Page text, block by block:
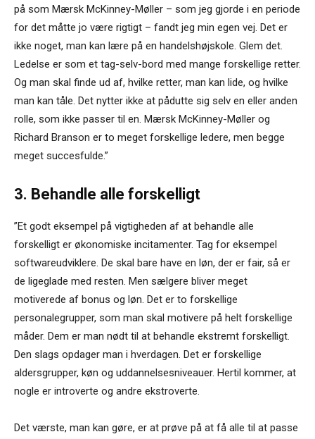
på som Mærsk McKinney-Møller – som jeg gjorde i en periode
for det måtte jo være rigtigt – fandt jeg min egen vej. Det er
ikke noget, man kan lære på en handelshøjskole. Glem det.
Ledelse er som et tag-selv-bord med mange forskellige retter.
Og man skal finde ud af, hvilke retter, man kan lide, og hvilke
man kan tåle. Det nytter ikke at pådutte sig selv en eller anden
rolle, som ikke passer til en. Mærsk McKinney-Møller og
Richard Branson er to meget forskellige ledere, men begge
meget succesfulde.”
3. Behandle alle forskelligt
”Et godt eksempel på vigtigheden af at behandle alle
forskelligt er økonomiske incitamenter. Tag for eksempel
softwareudviklere. De skal bare have en løn, der er fair, så er
de ligeglade med resten. Men sælgere bliver meget
motiverede af bonus og løn. Det er to forskellige
personalegrupper, som man skal motivere på helt forskellige
måder. Dem er man nødt til at behandle ekstremt forskelligt.
Den slags opdager man i hverdagen. Det er forskellige
aldersgrupper, køn og uddannelsesniveauer. Hertil kommer, at
nogle er introverte og andre ekstroverte.
Det værste, man kan gøre, er at prøve på at få alle til at passe